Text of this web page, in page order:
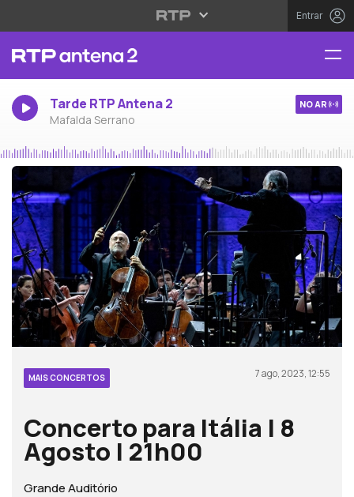
Entrar
Tarde RTP Antena 2
Mafalda Serrano
NO AR
MAIS CONCERTOS 7 ago, 2023, 12:55
Concerto para Itália | 8
Agosto | 21h00
Grande Auditório